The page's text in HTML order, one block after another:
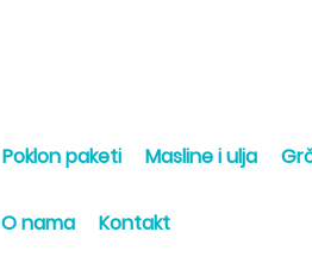
Poklon paketi Masline i ulja
O nama Kontakt